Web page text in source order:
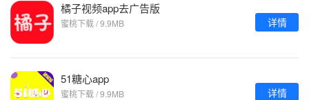
橘子视频app去广告版
蜜桃下载 / 9.9MB 详情
51糖心app
蜜桃下载 / 9.9MB 详情